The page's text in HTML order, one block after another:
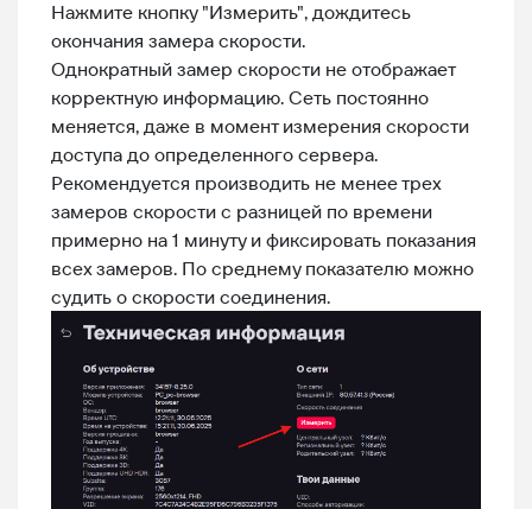
Нажмите кнопку "Измерить", дождитесь
окончания замера скорости.
Однократный замер скорости не отображает
корректную информацию. Сеть постоянно
меняется, даже в момент измерения скорости
доступа до определенного сервера.
Рекомендуется производить не менее трех
замеров скорости с разницей по времени
примерно на 1 минуту и фиксировать показания
всех замеров. По среднему показателю можно
судить о скорости соединения.